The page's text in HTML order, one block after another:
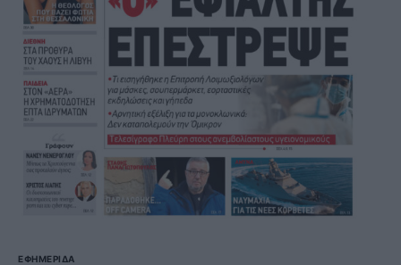
ΕΦΗΜΕΡΊΔΑ